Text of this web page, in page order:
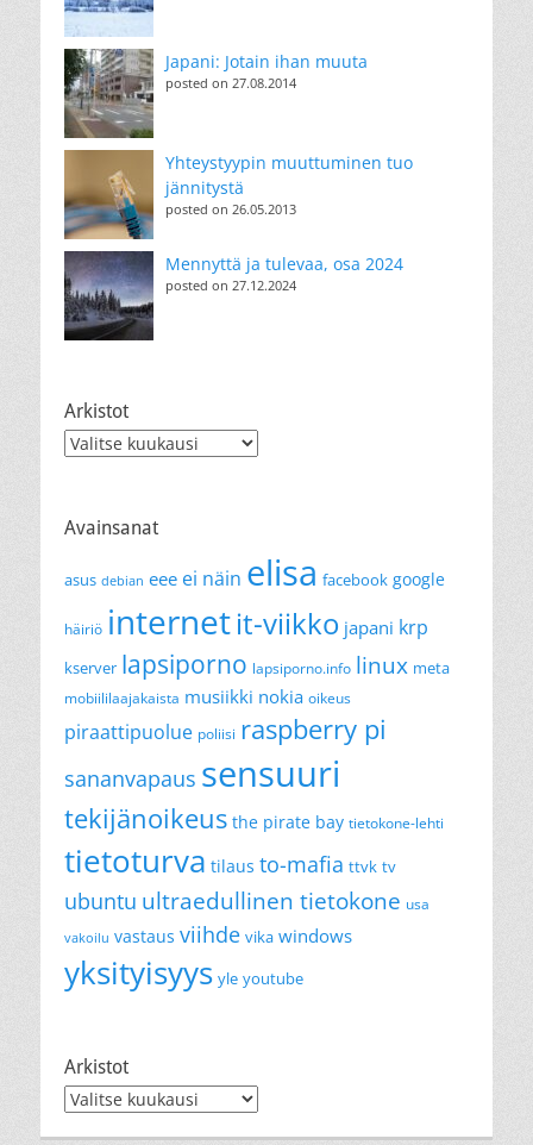
Japani: Jotain ihan muuta
posted on 27.08.2014
Yhteystyypin muuttuminen tuo
jännitystä
posted on 26.05.2013
Mennyttä ja tulevaa, osa 2024
posted on 27.12.2024
Arkistot
Arkistot
Avainsanat
asus debian eee ei näin elisa facebook google
häiriö internetit-viikko japani krp
kserver lapsiporno lapsiporno.info linux meta
mobiililaajakaista musiikki nokia oikeus
piraattipuolue poliisi raspberry pi
sananvapaus sensuuri
tekijänoikeus the pirate bay tietokone-lehti
tietoturva tilaus to-mafia ttvk tv
ubuntu ultraedullinen tietokone usa
vakoilu vastaus viihde vika windows
yksityisyys yle youtube
Arkistot
Arkistot